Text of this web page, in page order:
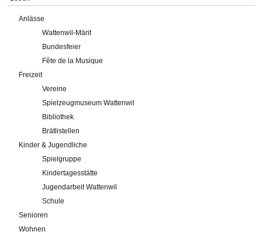
Anlässe
Wattenwil-Märit
Bundesfeier
Fête de la Musique
Freizeit
Vereine
Spielzeugmuseum Wattenwil
Bibliothek
Brätlistellen
Kinder & Jugendliche
Spielgruppe
Kindertagesstätte
Jugendarbeit Wattenwil
Schule
Senioren
Wohnen